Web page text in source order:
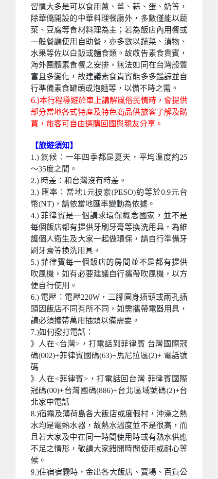
習慣大多是可以食用蔥、薑、蒜、蛋、奶等，
除華僑開設的中華料理餐廳外，多數僅能以蔬
菜、豆腐等食材料理為主；若為飯店內用餐或
一般餐廳使用自助餐，亦多數以蔬菜、漬物、
水果等佐以白飯或麵食類。故敬告素食貴賓，
海外團體素食餐之安排，無法如同在台灣般豐
富且多變化，故建議素食貴賓能多多鑑諒並自
行準備素食罐頭或泡麵等，以備不時之需。
6.)本行程導遊於車上講解風俗民情時，會提供
部分當地各式特產及特色商品供旅客了解及購
買，旅客可自由選購回國與親友分享。
【旅遊須知】
1.) 氣候：一年四季都是夏天，平均溫度約25
～35度之間。
2.) 時差：和台灣沒有時差。
3.) 匯率：當地1元披索(PESO)約等於0.9元台
幣(NT)，請依當地匯率變動為依據。
4.) 菲律賓是一個講求環保概念國家，並不是
每個飯店都有提供牙刷牙膏等換洗用具，為維
護個人衛生及大家一起做環保，請自行準備牙
刷牙膏等換洗用具。
5.) 菲律賓每一個飯店的房間並不是都有提供
吹風機，如有必要建議自行攜帶吹風機，以方
便自行使用。
6.) 電壓：電壓220W，三腳圓身插頭或兩孔插
頭因飯店不同有所不同，如需攜帶電器用具，
請必須攜帶萬用插頭以備需要。
7.)如何撥打電話：
》人在<台灣>，打電話到菲律賓 台灣國際冠
碼(002)+菲律賓國碼(63)+馬尼拉區(2)+ 電話號
碼
》人在<菲律賓>，打電話回台灣 菲律賓國際
冠碼(00)+台灣國碼(886)+台北區域號碼(2)+台
北家中電話
8.)宿霧及薄荷島各大飯店或度假村，沖澡之熱
水均是電熱水器，故熱水溫度並不是很高，而
且若大家及中在同一時間使用時或有熱水供應
不足之情形，敬請大家錯開時間使用或耐心等
候。
9.)住宿宿霧時，金出各大飯店、賣場、百貨公